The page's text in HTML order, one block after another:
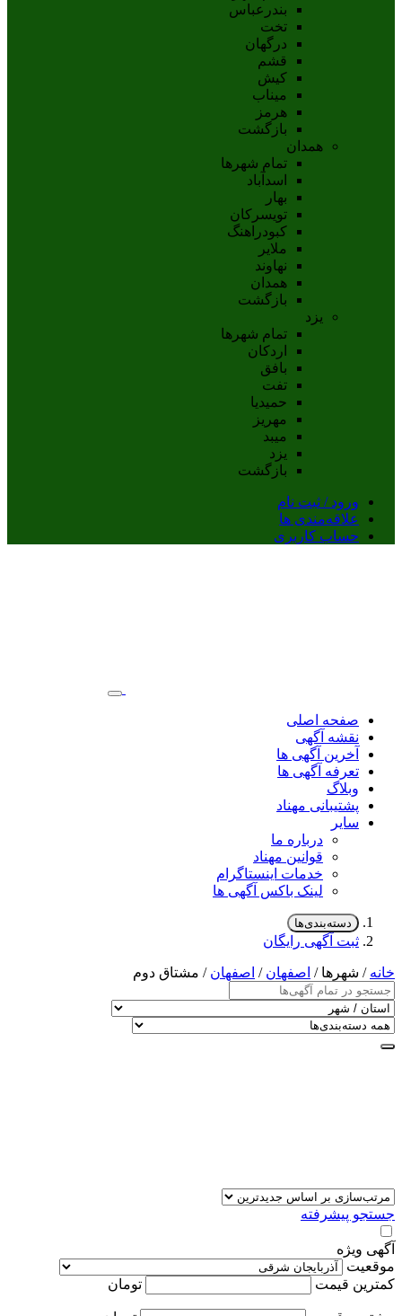
بندرعباس
تخت
درگهان
قشم
کيش
ميناب
هرمز
بازگشت
همدان
تمام شهر‌ها
اسدآباد
بهار
تويسرکان
کبودراهنگ
ملاير
نهاوند
همدان
بازگشت
یزد
تمام شهر‌ها
اردکان
بافق
تفت
حميديا
مهریز
ميبد
يزد
بازگشت
ورود / ثبت نام
علاقه‌مندی ها
حساب کاربری
صفحه اصلی
نقشه آگهی
آخرین آگهی ها
تعرفه آگهی ها
وبلاگ
پشتیبانی مهناد
سایر
درباره ما
قوانین مهناد
خدمات اینستاگرام
لینک باکس آگهی ها
دسته‌بندی‌ها
ثبت آگهی رایگان
خانه / شهرها / اصفهان / اصفهان / مشتاق دوم
جستجو پیشرفته
آگهی ویژه
موقعیت
کمترین قیمت
تومان